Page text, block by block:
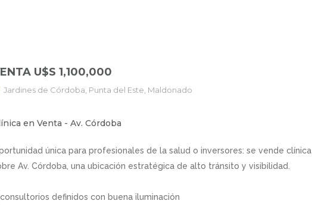
U$S 1,100,000
Jardines de Córdoba, Punta del Este, Maldonado
en Venta - Av. Córdoba
única para profesionales de la salud o inversores: se vende clínica
Av. Córdoba, una ubicación estratégica de alto tránsito y visibilidad.
definidos con buena iluminación